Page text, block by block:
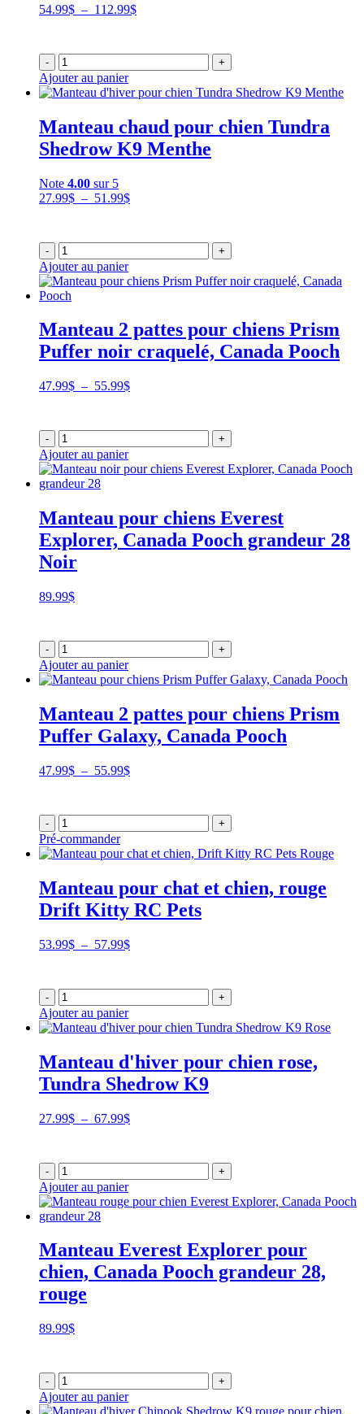
54.99$ – 112.99$Plage
54.99$
à
- +
Ajouter au panier
Manteau chaud pour chien Tundra
Shedrow K9 Menthe
Note 4.00 sur 5
27.99$ – 51.99$Plage
27.99$
à
- +
Ajouter au panier
Manteau 2 pattes pour chiens Prism
Puffer noir craquelé, Canada Pooch
47.99$ – 55.99$Plage
47.99$
à
- +
Ajouter au panier
Manteau pour chiens Everest
Explorer, Canada Pooch grandeur 28
Noir
89.99$
- +
Ajouter au panier
Manteau 2 pattes pour chiens Prism
Puffer Galaxy, Canada Pooch
47.99$ – 55.99$Plage
47.99$
à
- +
Pré-commander
Manteau pour chat et chien, rouge
Drift Kitty RC Pets
53.99$ – 57.99$Plage
53.99$
à
- +
Ajouter au panier
Manteau d'hiver pour chien rose,
Tundra Shedrow K9
27.99$ – 67.99$Plage
27.99$
à
- +
Ajouter au panier
Manteau Everest Explorer pour
chien, Canada Pooch grandeur 28,
rouge
89.99$
- +
Ajouter au panier